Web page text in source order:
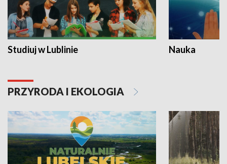
Studiuj w Lublinie Nauka
PRZYRODA I EKOLOGIA